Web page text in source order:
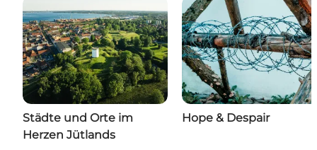
Städte und Orte im
Herzen Jütlands
Hope & Despair